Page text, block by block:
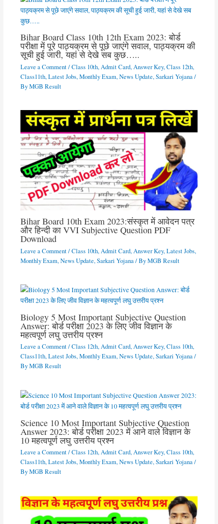
Bihar Board Class 10th 12th Exam 2023: बोर्ड
परीक्षा में पूरे पाठ्यक्रम से पूछे जाएंगे सवाल, पाठ्यक्रम की
सूची हुई जारी, यहां से देखे सब कुछ…..
Leave a Comment /Class 10th,Admit Card,Answer Key,Class 12th,
Class11th,Latest Jobs,Monthly Exam,News Update,Sarkari Yojana/
ByMGB Result
Bihar Board 10th Exam 2023:संस्कृत में आवेदन पत्र
और हिन्दी का VVI Subjective Question PDF
Download
Leave a Comment /Class 10th,Admit Card,Answer Key,Latest Jobs,
Monthly Exam,News Update,Sarkari Yojana/ ByMGB Result
Biology 5 Most Important Subjective Question
Answer: बोर्ड परीक्षा 2023 के लिए जीव विज्ञान के
महत्वपूर्ण लघु उत्तरीय प्रश्न
Leave a Comment /Class 12th,Admit Card,Answer Key,Class 10th,
Class11th,Latest Jobs,Monthly Exam,News Update,Sarkari Yojana/
ByMGB Result
Science 10 Most Important Subjective Question
Answer 2023: बोर्ड परीक्षा 2023 में आने वाले विज्ञान के
10 महत्वपूर्ण लघु उत्तरीय प्रश्न
Leave a Comment /Class 12th,Admit Card,Answer Key,Class 10th,
Class11th,Latest Jobs,Monthly Exam,News Update,Sarkari Yojana/
ByMGB Result